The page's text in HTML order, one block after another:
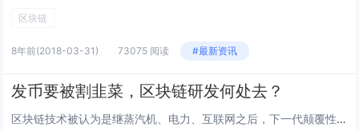
区块链
8年前(2018-03-31) 73075 阅读 #最新资讯
发币要被割韭菜，区块链研发何处去？
区块链技术被认为是继蒸汽机、电力、互联网之后，下一代颠覆性的核心技术，也是目前发展最快的技术领域之一。但区块链的火爆，并非单纯因为它的技术性，主要还是因其融资的便利性和巨大的赚钱效应。美其名曰“搞区块链”，实际上，大家盯着的还是ICO（In...